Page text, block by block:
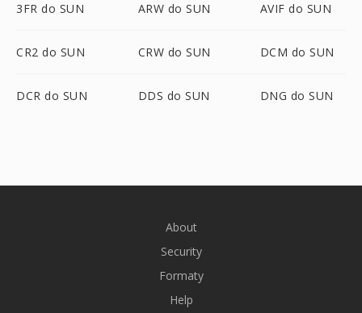
3FR do SUN ARW do SUN AVIF do SUN
CR2 do SUN CRW do SUN DCM do SUN
DCR do SUN DDS do SUN DNG do SUN
About
Security
Formaty
Help